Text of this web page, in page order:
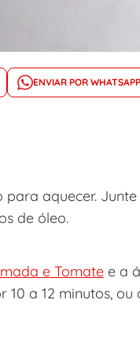
ENVIAR POR WHATSAPP
aquecer.
de óleo.
e Tomatee a
a 12 minutos, ou